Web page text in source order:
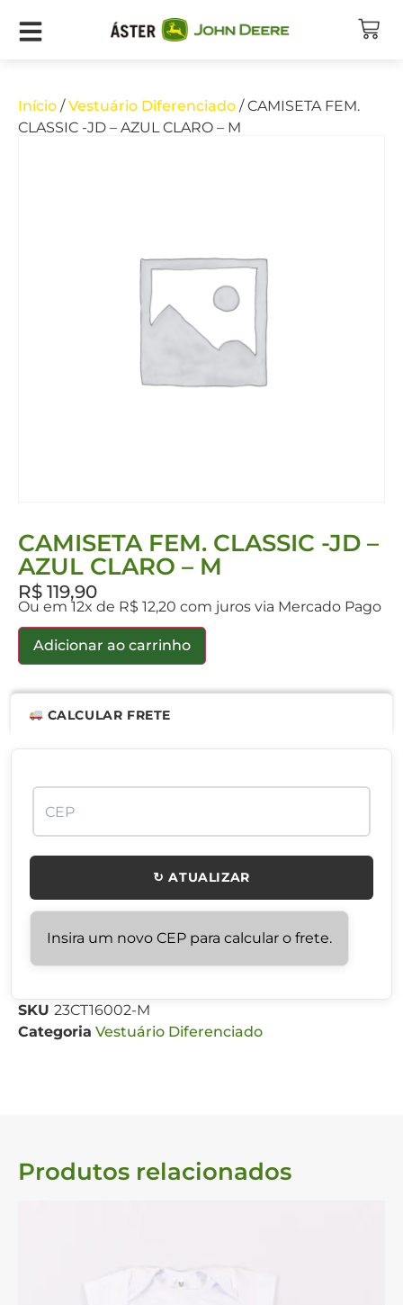
Início /Vestuário Diferenciado / CAMISETA FEM.
CLASSIC -JD – AZUL CLARO – M
CAMISETA FEM. CLASSIC -JD –
AZUL CLARO – M
R$ 119,90
Ou em 12x de R$ 12,20 com juros via Mercado Pago
Adicionar ao carrinho
CALCULAR FRETE
↻ ATUALIZAR
Insira um novo CEP para calcular o frete.
SKU 23CT16002-M
Categoria Vestuário Diferenciado
Produtos relacionados